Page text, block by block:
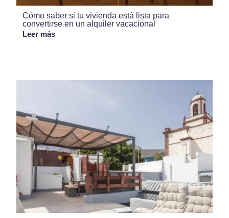
Cómo saber si tu vivienda está lista para
convertirse en un alquiler vacacional
Leer más